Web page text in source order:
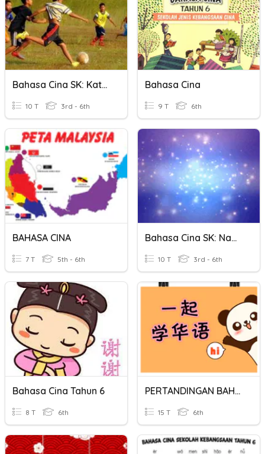
Bahasa Cina SK: Kata Kerja
10 T 3rd - 6th
Bahasa Cina
9 T 6th
BAHASA CINA
7 T 5th - 6th
Bahasa Cina SK: Nama Tempat
10 T 3rd - 6th
Bahasa Cina Tahun 6
8 T 6th
PERTANDINGAN BAHASA CINA TAHUN 6
15 T 6th